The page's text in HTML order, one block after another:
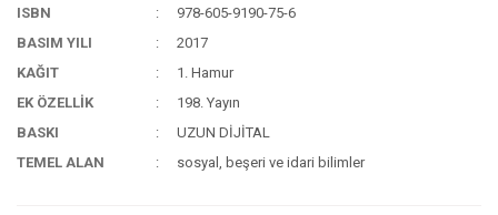
ISBN
978-605-9190-75-6
BASIM YILI
2017
KAĞIT
1. Hamur
EK ÖZELLİK
198. Yayın
BASKI
UZUN DİJİTAL
TEMEL ALAN
sosyal, beşeri ve idari bilimler